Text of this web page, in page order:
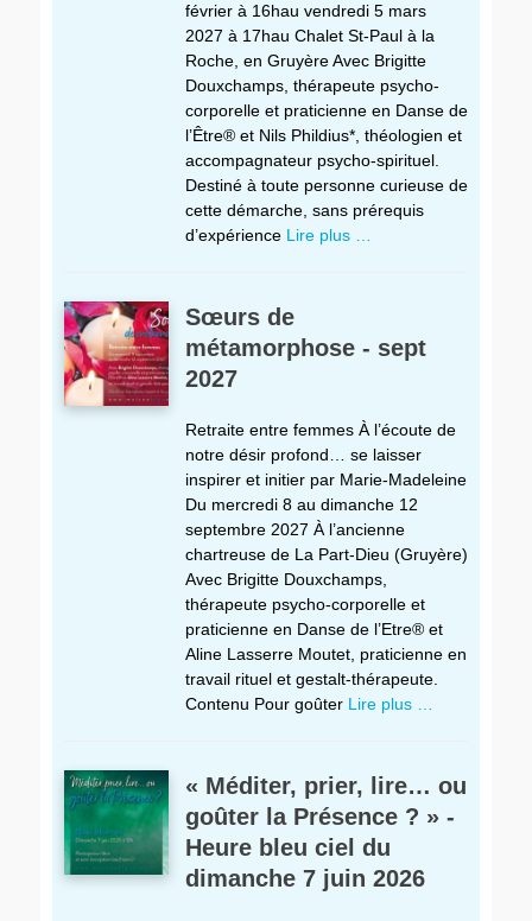
février à 16hau vendredi 5 mars
2027 à 17hau Chalet St-Paul à la
Roche, en Gruyère Avec Brigitte
Douxchamps, thérapeute psycho-
corporelle et praticienne en Danse de
l’Être® et Nils Phildius*, théologien et
accompagnateur psycho-spirituel.
Destiné à toute personne curieuse de
cette démarche, sans prérequis
d’expérience Lire plus …
Sœurs de
métamorphose - sept
2027
Retraite entre femmes À l’écoute de
notre désir profond… se laisser
inspirer et initier par Marie-Madeleine
Du mercredi 8 au dimanche 12
septembre 2027 À l’ancienne
chartreuse de La Part-Dieu (Gruyère)
Avec Brigitte Douxchamps,
thérapeute psycho-corporelle et
praticienne en Danse de l’Etre® et
Aline Lasserre Moutet, praticienne en
travail rituel et gestalt-thérapeute.
Contenu Pour goûter Lire plus …
« Méditer, prier, lire… ou
goûter la Présence ? » -
Heure bleu ciel du
dimanche 7 juin 2026